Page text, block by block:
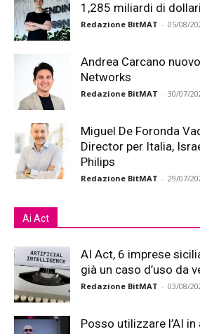
1,285 miliardi di dollari
Redazione BitMAT - 05/08/
Andrea Carcano
Networks
Redazione BitMAT - 30/07/
Miguel De Foronda
Director per Italia,
Philips
Redazione BitMAT - 29/07/
Ai Act
AI Act, 6 imprese
già un caso d’uso da
Redazione BitMAT - 03/08/
Posso utilizzare l’AI in